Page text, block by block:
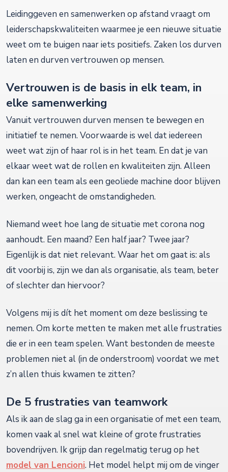
Leidinggeven en samenwerken op afstand vraagt om
leiderschapskwaliteiten waarmee je een nieuwe situatie
weet om te buigen naar iets positiefs. Zaken los durven
laten en durven vertrouwen op mensen.
Vertrouwen is de basis in elk team, in
elke samenwerking
Vanuit vertrouwen durven mensen te bewegen en
initiatief te nemen. Voorwaarde is wel dat iedereen
weet wat zijn of haar rol is in het team. En dat je van
elkaar weet wat de rollen en kwaliteiten zijn. Alleen
dan kan een team als een geoliede machine door blijven
werken, ongeacht de omstandigheden.
Niemand weet hoe lang de situatie met corona nog
aanhoudt. Een maand? Een half jaar? Twee jaar?
Eigenlijk is dat niet relevant. Waar het om gaat is: als
dit voorbij is, zijn we dan als organisatie, als team, beter
of slechter dan hiervoor?
Volgens mij is dít het moment om deze beslissing te
nemen. Om korte metten te maken met alle frustraties
die er in een team spelen. Want bestonden de meeste
problemen niet al (in de onderstroom) voordat we met
z’n allen thuis kwamen te zitten?
De 5 frustraties van teamwork
Als ik aan de slag ga in een organisatie of met een team,
komen vaak al snel wat kleine of grote frustraties
bovendrijven. Ik grijp dan regelmatig terug op het
model van Lencioni. Het model helpt mij om de vinger